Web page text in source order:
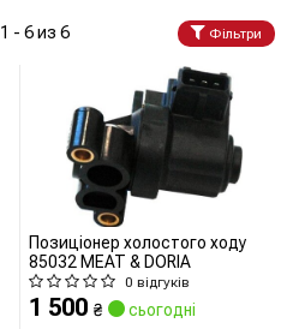
1 - 6 из 6 Фільтри
Позиціонер холостого ходу
85032 MEAT & DORIA
0 відгуків
1 500 ₴ сьогодні